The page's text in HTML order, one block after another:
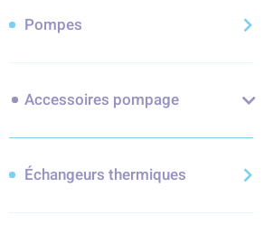
Pompes
Accessoires pompage
Échangeurs thermiques